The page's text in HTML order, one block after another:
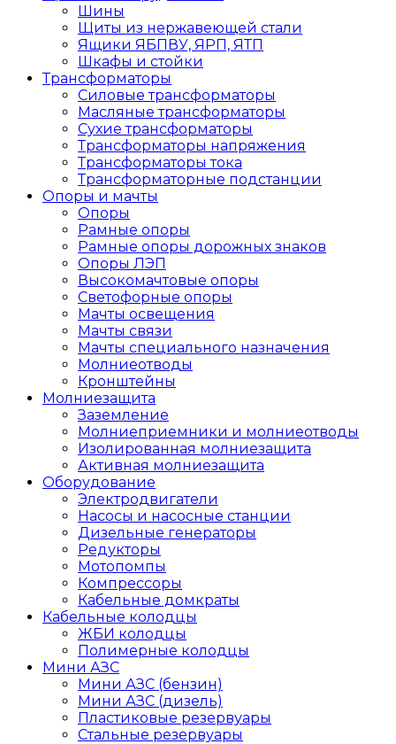
Шины
Щиты из нержавеющей стали
Ящики ЯБПВУ, ЯРП, ЯТП
Шкафы и стойки
Трансформаторы
Силовые трансформаторы
Масляные трансформаторы
Сухие трансформаторы
Трансформаторы напряжения
Трансформаторы тока
Трансформаторные подстанции
Опоры и мачты
Опоры
Рамные опоры
Рамные опоры дорожных знаков
Опоры ЛЭП
Высокомачтовые опоры
Светофорные опоры
Мачты освещения
Мачты связи
Мачты специального назначения
Молниеотводы
Кронштейны
Молниезащита
Заземление
Молниеприемники и молниеотводы
Изолированная молниезащита
Активная молниезащита
Оборудование
Электродвигатели
Насосы и насосные станции
Дизельные генераторы
Редукторы
Мотопомпы
Компрессоры
Кабельные домкраты
Кабельные колодцы
ЖБИ колодцы
Полимерные колодцы
Мини АЗС
Мини АЗС (бензин)
Мини АЗС (дизель)
Пластиковые резервуары
Стальные резервуары